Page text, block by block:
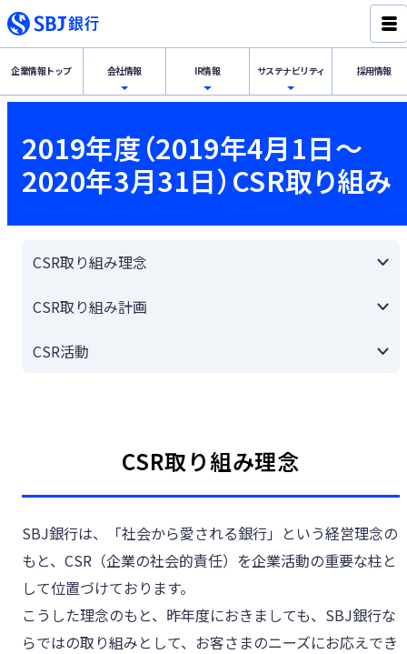
企業情報トップ 会社情報
経営理念・代表挨拶
会社概要
組織体制・役員一覧
IR情報
IR情報
IR情報トップ
財務・業績の概況
ディスクロージャー誌
サステナビリティ
サステナビリテ
ィ
サステナビリティトップ
SBJ銀行グループのSDGs宣言
新韓金融グループのESG戦略
採用情報
2019年度（2019年4月1日～
2020年3月31日）CSR取り組み
CSR取り組み理念
CSR取り組み計画
CSR活動
CSR取り組み理念
SBJ銀行は、「社会から愛される銀行」という経営理念の
もと、CSR（企業の社会的責任）を企業活動の重要な柱と
して位置づけております。
こうした理念のもと、昨年度におきましても、SBJ銀行な
らではの取り組みとして、お客さまのニーズにお応えでき